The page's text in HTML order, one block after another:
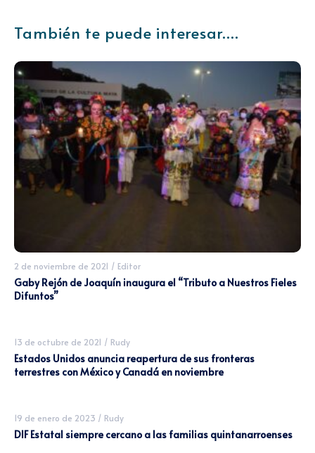
También te puede interesar....
2 de noviembre de 2021 / Editor
Gaby Rejón de Joaquín inaugura el “Tributo a Nuestros Fieles
Difuntos”
13 de octubre de 2021 / Rudy
Estados Unidos anuncia reapertura de sus fronteras
terrestres con México y Canadá en noviembre
19 de enero de 2023 / Rudy
DIF Estatal siempre cercano a las familias quintanarroenses